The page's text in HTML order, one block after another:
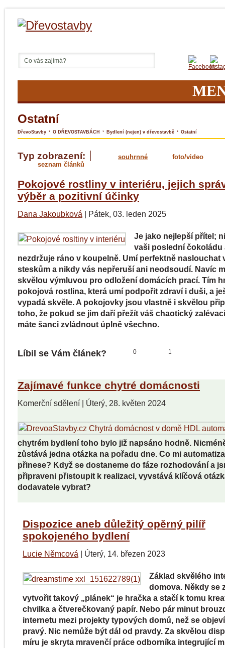
Ostatní
DřevoStavby › O DŘEVOSTAVBÁCH › Bydlení (nejen) v dřevostavbě › Ostatní
Typ zobrazení: souhrnné
foto/video
seznam článků
Pokojové rostliny v interiéru, jejich
výběr a pozitivní účinky
Dana Jakoubková | Pátek, 03. leden 2025
Je jako nejlepší přítel;
vaši poslední čokoládu
nezdržuje ráno v koupelně. Umí perfektně naslouchat
steskům a nikdy vás nepřeruší ani neodsoudí. Navíc
skvělou výmluvou pro odložení domácích prací. Tím
pokojová rostlina, která umí podpořit zdraví i duši, a
vypadá skvěle. A pokojovky jsou vlastně i skvělou
toho, že pokud se jim daří přežít váš chaotický
máte šanci zvládnout úplně všechno.
Líbil se Vám článek? 1
0
Zajímavé funkce chytré domácnosti
Komerční sdělení| Úterý, 28. květen 2024
chytrém bydlení toho bylo již napsáno hodně.
zůstává jedna otázka na pořadu dne. Co mi
přinese? Když se dostaneme do fáze rozhodování a
připraveni přistoupit k realizaci, vyvstává klíčová
dodavatele vybrat?
Dispozice aneb důležitý opěrný pilíř
spokojeného bydlení
Lucie Němcová | Úterý, 14. březen 2023
Základ skvělého
domova. Někdy se
vytvořit takový „plánek“ je hračka a stačí k tomu
chvilka a čtverečkovaný papír. Nebo pár minut
internetu mezi projekty typových domů, než se
pravý. Nic nemůže být dál od pravdy. Za skvělou
míru je skryta mravenčí práce odborníka integrující